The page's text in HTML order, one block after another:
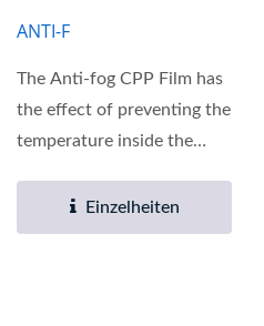
ANTI-F
The Anti-fog CPP Film has
the effect of preventing the
temperature inside the
Einzelheiten